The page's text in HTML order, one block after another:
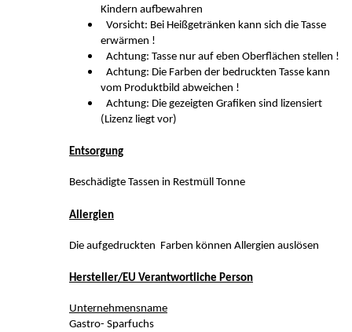
Kindern aufbewahren
Vorsicht: Bei Heißgetränken kann sich die Tasse
erwärmen !
Achtung: Tasse nur auf eben Oberflächen stellen !
Achtung: Die Farben der bedruckten Tasse kann
vom Produktbild abweichen !
Achtung: Die gezeigten Grafiken sind lizensiert
(Lizenz liegt vor)
Entsorgung
Beschädigte Tassen in Restmüll Tonne
Allergien
Die aufgedruckten Farben können Allergien auslösen
Hersteller/EU Verantwortliche Person
Unternehmensname
Gastro- Sparfuchs